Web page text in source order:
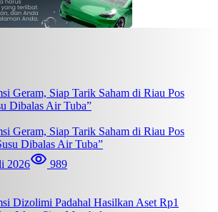
Geram, Siap Tarik Saham di Riau Pos
Dibalas Air Tuba”
2026
989
Dizolimi Padahal Hasilkan Aset Rp1